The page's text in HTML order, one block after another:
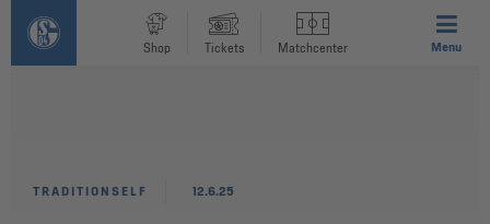
Shop Tickets Matchcenter Menu
TRADITIONSELF 12.6.25